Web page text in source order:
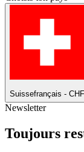
Suissefrançais - CHF
Newsletter
Toujours